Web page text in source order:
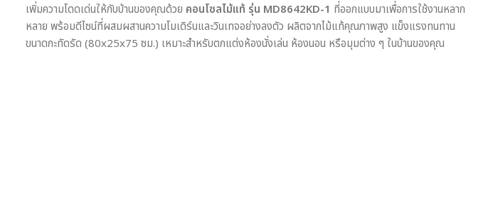
เพิ่มความโดดเด่นให้กับบ้านของคุณด้วย คอนโซลไม้แท้ รุ่น MD8642KD-1 ที่ออกแบบมาเพื่อการใช้งานหลาก
หลาย พร้อมดีไซน์ที่ผสมผสานความโมเดิร์นและวินเทจอย่างลงตัว ผลิตจากไม้แท้คุณภาพสูง แข็งแรงทนทาน
ขนาดกะทัดรัด (80x25x75 ซม.) เหมาะสำหรับตกแต่งห้องนั่งเล่น ห้องนอน หรือมุมต่าง ๆ ในบ้านของคุณ